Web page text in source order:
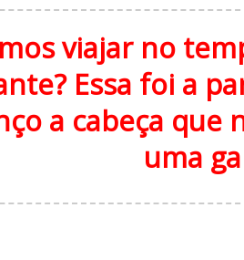
viajar no
Essa foi a
a cabeça
uma